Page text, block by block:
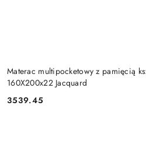
Materac multipocketowy z pamięcią
160X200x22 Jacquard
Cena:
3539.45